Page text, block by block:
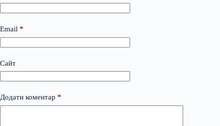
Email *
Сайт
Додати коментар *